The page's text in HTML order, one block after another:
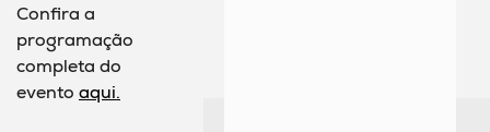
Confira a
programação
completa do
evento aqui.